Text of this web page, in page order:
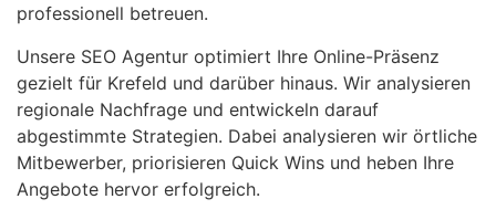
professionell betreuen.
Unsere SEO Agentur optimiert Ihre Online-Präsenz
gezielt für Krefeld und darüber hinaus. Wir analysieren
regionale Nachfrage und entwickeln darauf
abgestimmte Strategien. Dabei analysieren wir örtliche
Mitbewerber, priorisieren Quick Wins und heben Ihre
Angebote hervor erfolgreich.